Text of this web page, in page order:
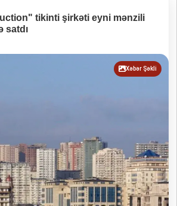
tikinti şirkəti eyni mənzili
satdı
Xəbər Şəkli